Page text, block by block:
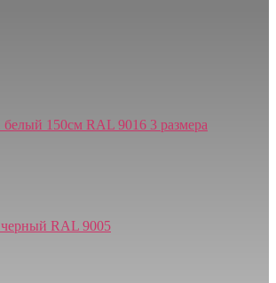
белый 150см RAL 9016 3 размера
RAL 9005